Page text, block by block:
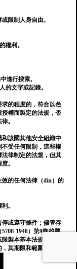
限制人身自由。
權利。
進行搜索。
的文字或記錄。
的程度的，符合以色
權而製定的法規，否
。
該國其他安全組織中
受任何限制，這些權
律制定的法規，但其
。
的任何法律（din）的
。
停或遵守條件；儘管存
1948）第9條的聲
製本基本法規定的權
其期限和範圍不得超